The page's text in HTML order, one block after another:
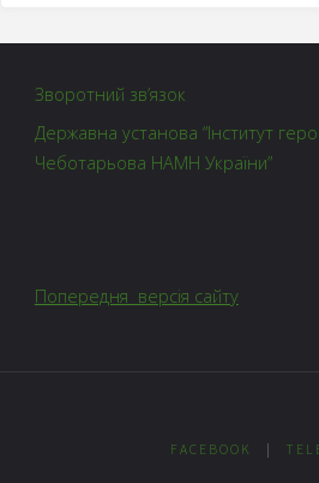
Зворотний зв’язок
Державна установа “Інститут
Чеботарьова НАМН України”
Попередня версія сайту
FACEBOOK |